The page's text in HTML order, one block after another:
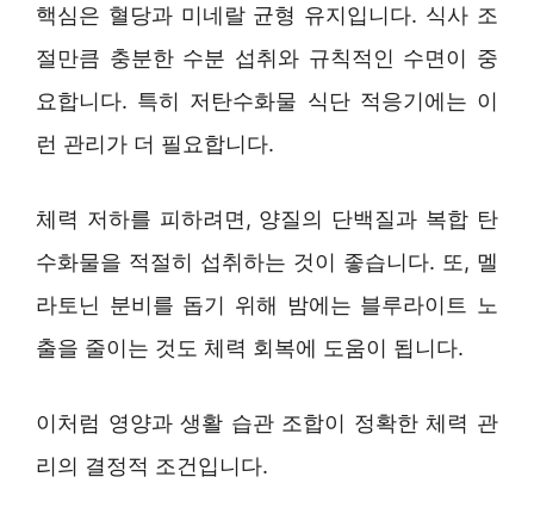
핵심은 혈당과 미네랄 균형 유지입니다. 식사 조
절만큼 충분한 수분 섭취와 규칙적인 수면이 중
요합니다. 특히 저탄수화물 식단 적응기에는 이
런 관리가 더 필요합니다.
체력 저하를 피하려면, 양질의 단백질과 복합 탄
수화물을 적절히 섭취하는 것이 좋습니다. 또, 멜
라토닌 분비를 돕기 위해 밤에는 블루라이트 노
출을 줄이는 것도 체력 회복에 도움이 됩니다.
이처럼 영양과 생활 습관 조합이 정확한 체력 관
리의 결정적 조건입니다.